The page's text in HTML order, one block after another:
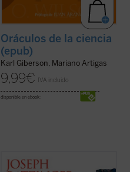
Oráculos de la ciencia
(epub)
Karl Giberson, Mariano Artigas
9,99€ IVA incluido
disponible en ebook:
El concepto de pueblo de Dios en la
eclesiología de Agustín de Hipona es el